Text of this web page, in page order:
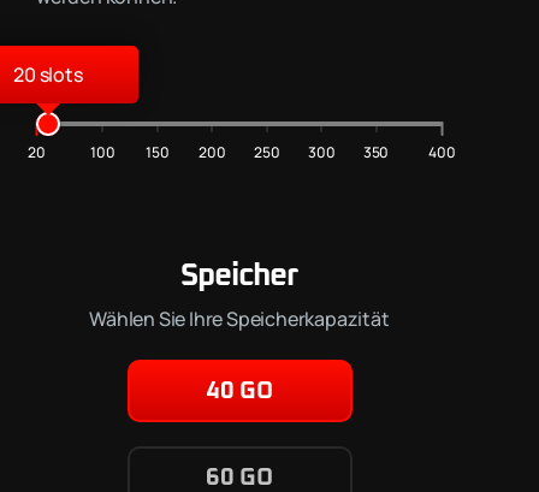
20
20 100 150 200 250 300 350 400
Speicher
Wählen Sie Ihre Speicherkapazität
40 GO
60 GO